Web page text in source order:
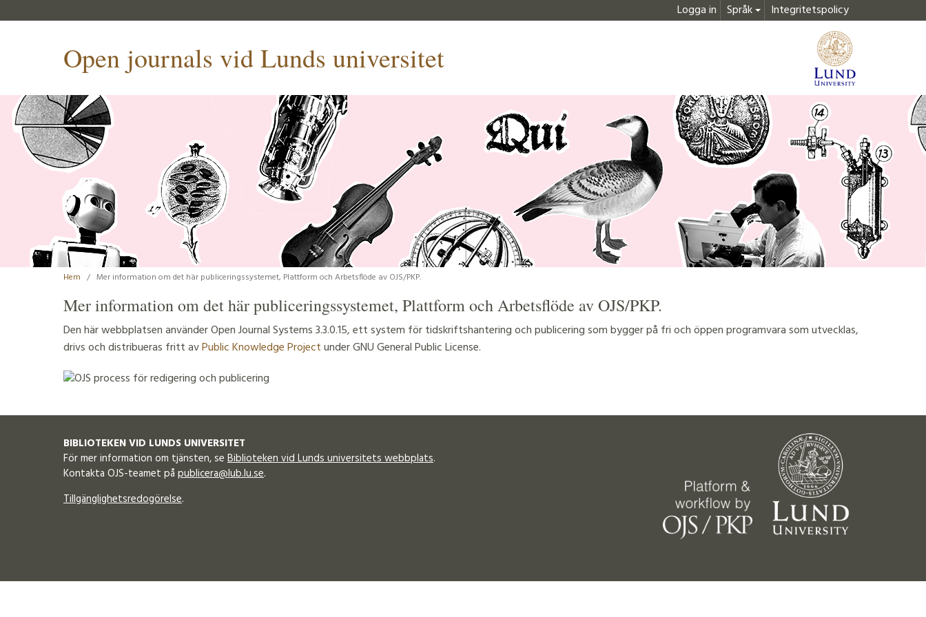
Logga in Språk Integritetspolicy
Open journals vid Lunds universitet
Hem / Mer information om det här publiceringssystemet, Plattform och Arbetsflöde av OJS/PKP.
Mer information om det här publiceringssystemet, Plattform och Arbetsflöde av OJS/PKP.
Den här webbplatsen använder Open Journal Systems 3.3.0.15, ett system för tidskriftshantering och publicering som bygger på fri och öppen programvara som utvecklas,
drivs och distribueras fritt avPublic Knowledge Projectunder GNU General Public License.
BIBLIOTEKEN VID LUNDS UNIVERSITET
För mer information om tjänsten, se Biblioteken vid Lunds universitets webbplats.
Kontakta OJS-teamet på publicera@lub.lu.se.
Tillgänglighetsredogörelse.